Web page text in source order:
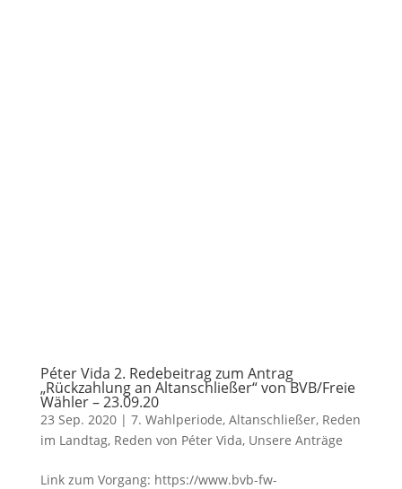
Péter Vida 2. Redebeitrag zum Antrag
„Rückzahlung an Altanschließer“ von BVB/Freie
Wähler – 23.09.20
23 Sep. 2020| 7. Wahlperiode, Altanschließer, Reden
im Landtag, Reden von Péter Vida, Unsere Anträge
Link zum Vorgang: https://www.bvb-fw-